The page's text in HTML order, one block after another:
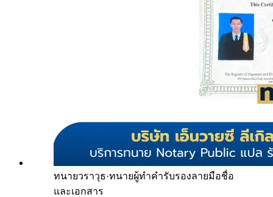
ทนายวราวุธ·ทนายผู้ทำคำรับรองลายมือชื่อ
และเอกสาร